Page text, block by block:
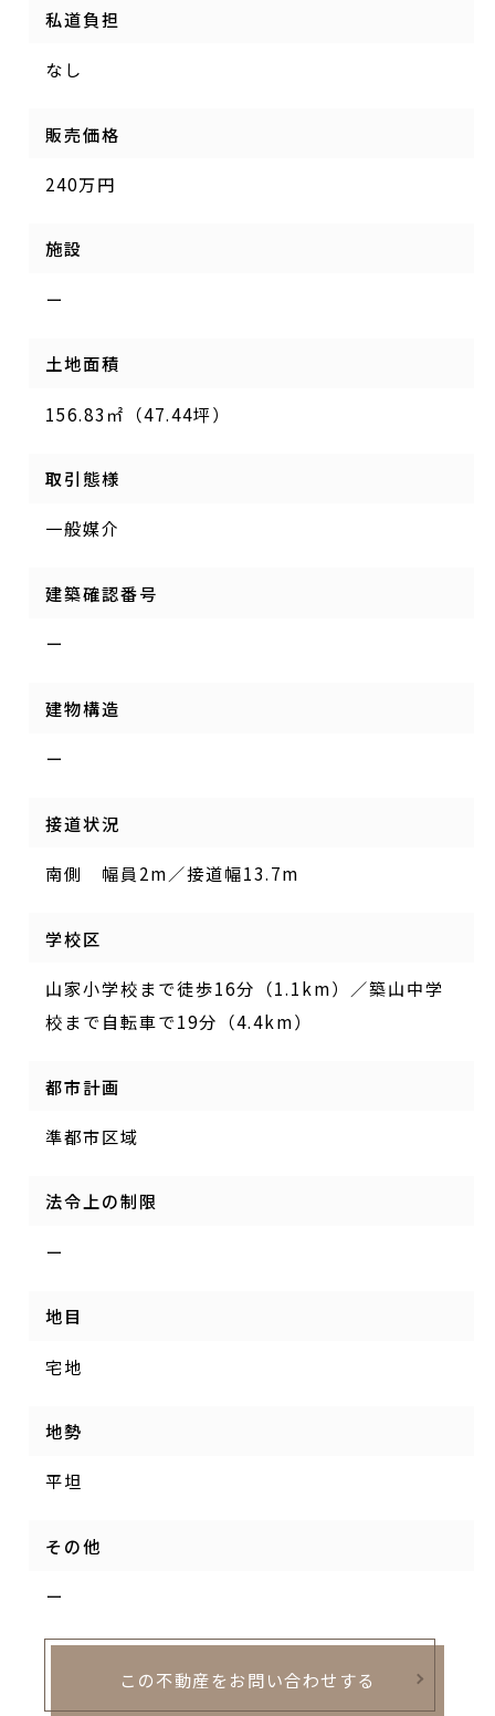
私道負担
なし
販売価格
240万円
施設
ー
土地面積
156.83㎡（47.44坪）
取引態様
一般媒介
建築確認番号
ー
建物構造
ー
接道状況
南側 幅員2m／接道幅13.7m
学校区
山家小学校まで徒歩16分（1.1km）／築山中学
校まで自転車で19分（4.4km）
都市計画
準都市区域
法令上の制限
ー
地目
宅地
地勢
平坦
その他
ー
この不動産をお問い合わせする